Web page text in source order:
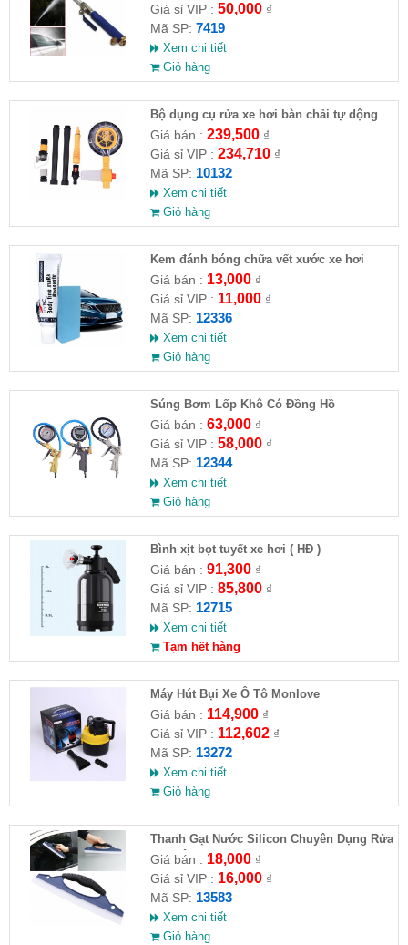
Giá sỉ VIP : 50,000₫
Mã SP: 7419
Xem chi tiết
Giỏ hàng
Bộ dụng cụ rửa xe hơi bàn chải tự dộng
kèm 10m ống nước
Giá bán : 239,500₫
Giá sỉ VIP : 234,710₫
Mã SP: 10132
Xem chi tiết
Giỏ hàng
Kem đánh bóng chữa vết xước xe hơi
Giá bán : 13,000₫
Giá sỉ VIP : 11,000₫
Mã SP: 12336
Xem chi tiết
Giỏ hàng
Súng Bơm Lốp Khô Có Đồng Hồ
Giá bán : 63,000₫
Giá sỉ VIP : 58,000₫
Mã SP: 12344
Xem chi tiết
Giỏ hàng
Bình xịt bọt tuyết xe hơi ( HĐ )
Giá bán : 91,300₫
Giá sỉ VIP : 85,800₫
Mã SP: 12715
Xem chi tiết
Tạm hết hàng
Máy Hút Bụi Xe Ô Tô Monlove
Giá bán : 114,900₫
Giá sỉ VIP : 112,602₫
Mã SP: 13272
Xem chi tiết
Giỏ hàng
Thanh Gạt Nước Silicon Chuyên Dụng Rửa
Kính Ô Tô, Xe Hơi
Giá bán : 18,000₫
Giá sỉ VIP : 16,000₫
Mã SP: 13583
Xem chi tiết
Giỏ hàng